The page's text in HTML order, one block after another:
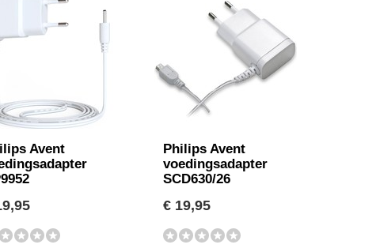
Avent
Philips Avent
voedingsadapter
SCD630/26
€ 19,95